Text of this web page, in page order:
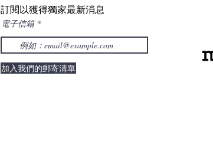
訂閱以獲得獨家最新消息
電子信箱
加入我們的郵寄清單